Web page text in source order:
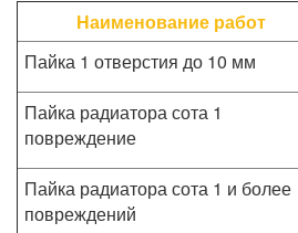
Наименование работ
Пайка 1 отверстия до 10 мм
Пайка радиатора сота 1
повреждение
Пайка радиатора сота 1 и более
повреждений